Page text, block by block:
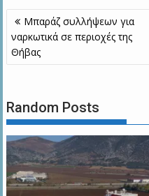
Πλοήγηση
άρθρων
Μπαράζ συλλήψεων για
ναρκωτικά σε περιοχές της
Θήβας
Random Posts